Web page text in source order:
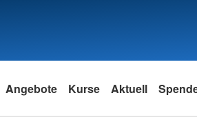
Angebote Kurse Aktuell